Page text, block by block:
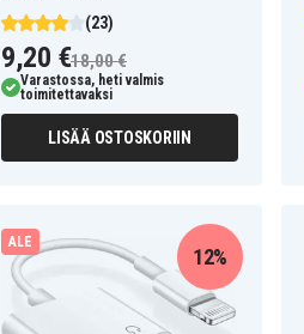
(23)
9,20 €18,00 €
Varastossa, heti valmis
toimitettavaksi
LISÄÄ OSTOSKORIIN
ALE
12%